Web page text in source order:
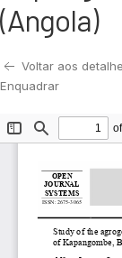
(Angola)
Voltar aos
Enquadrar